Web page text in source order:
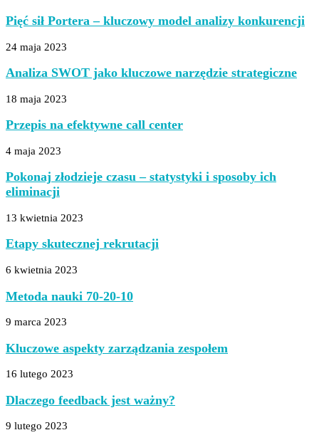
Pięć sił Portera – kluczowy model analizy konkurencji
24 maja 2023
Analiza SWOT jako kluczowe narzędzie strategiczne
18 maja 2023
Przepis na efektywne call center
4 maja 2023
Pokonaj złodzieje czasu – statystyki i sposoby ich
eliminacji
13 kwietnia 2023
Etapy skutecznej rekrutacji
6 kwietnia 2023
Metoda nauki 70-20-10
9 marca 2023
Kluczowe aspekty zarządzania zespołem
16 lutego 2023
Dlaczego feedback jest ważny?
9 lutego 2023